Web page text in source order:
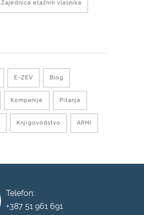
Zajednica etažnih vlasnika
E-ZEV Blog
Kompanije Pitanja
Knjigovodstvo ARHI
Telefon:
+387 51 961 691